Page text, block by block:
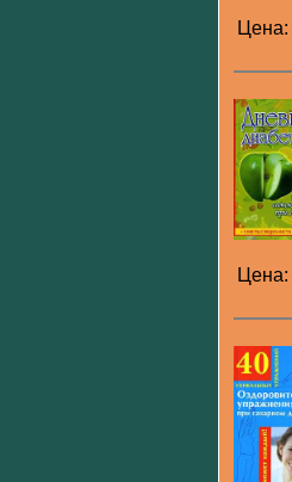
Цена:
Цена: